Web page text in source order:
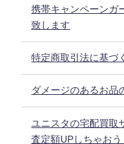
携帯キャンペーンガ
致します
特定商取引法に基づ
ダメージのあるお品
ユニスタの宅配買取
査定額UPしちゃおう